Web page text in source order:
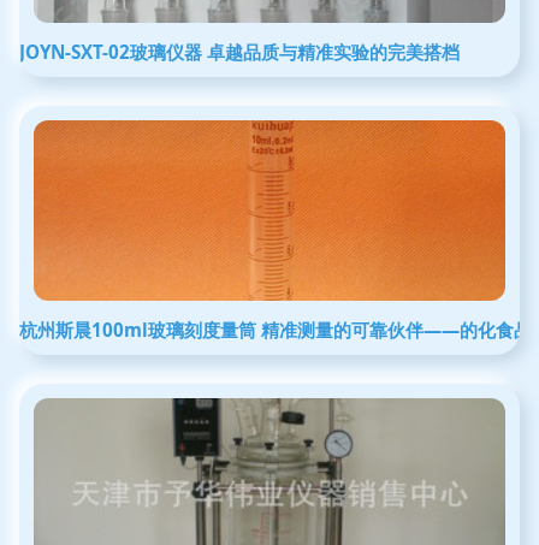
JOYN-SXT-02玻璃仪器 卓越品质与精准实验的完美搭档
杭州斯晨100ml玻璃刻度量筒 精准测量的可靠伙伴——的化食品